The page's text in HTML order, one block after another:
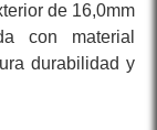
de 16,0mm
con material
durabilidad y